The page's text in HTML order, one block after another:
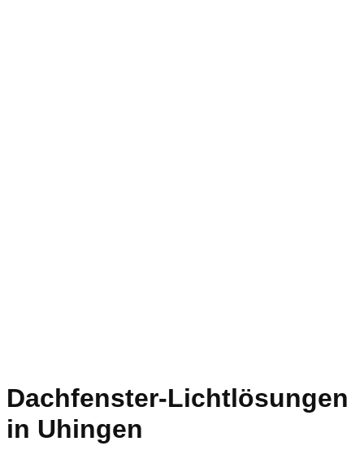
Dachfenster-Lichtlösungen
in Uhingen